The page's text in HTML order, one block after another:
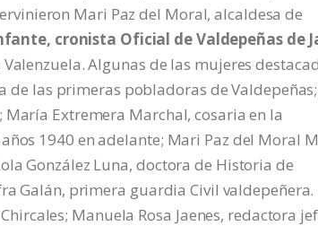
Mari Paz del Moral, alcaldesa de
cronista Oficial de Valdepeñas de
Algunas de las mujeres
de las primeras pobladoras de Valdepeñas;
Extremera Marchal, cosaria en la
1940 en adelante; Mari Paz del Moral
González Luna, doctora de Historia de
Galán, primera guardia Civil valdepeñera.
Manuela Rosa Jaenes, redactora